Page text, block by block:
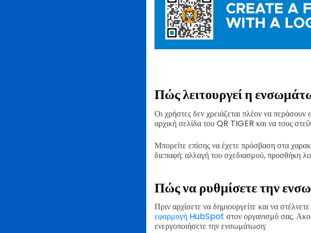
Πώς λειτουργεί η
Οι χρήστες δεν χρειάζεται πλέον να
αρχική σελίδα του QR TIGER και να τους
Μπορείτε επίσης να έχετε πρόσβαση στα
διεπαφή: αλλαγή του σχεδιασμού, προσθήκη
Πώς να ρυθμίσετε την
Πριν αρχίσετε να δημιουργείτε και να
εφαρμογή HubSpot στον οργανισμό σας.
ενεργοποιήσετε την ενσωμάτωση: